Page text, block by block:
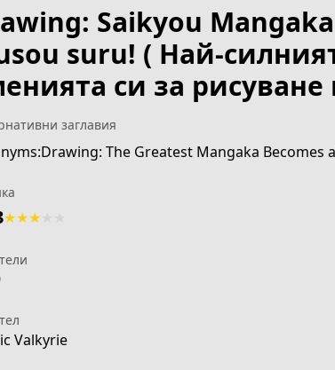
Saikyou
suru! ( Най-
си за рисуване
заглавия
The Greatest Mangaka
★★★
Valkyrie